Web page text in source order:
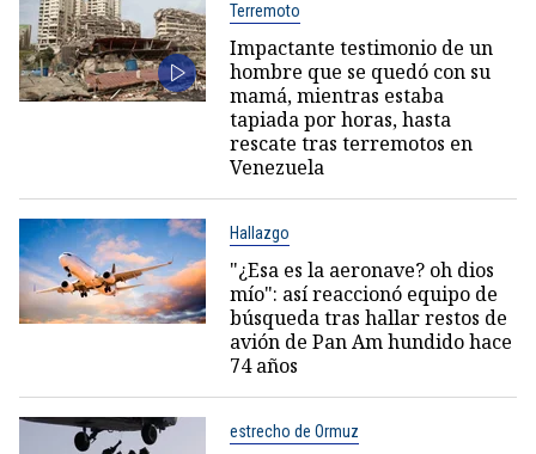
Terremoto
Impactante testimonio de un
hombre que se quedó con su
mamá, mientras estaba
tapiada por horas, hasta
rescate tras terremotos en
Venezuela
Hallazgo
"¿Esa es la aeronave? oh dios
mío": así reaccionó equipo de
búsqueda tras hallar restos de
avión de Pan Am hundido hace
74 años
estrecho de Ormuz